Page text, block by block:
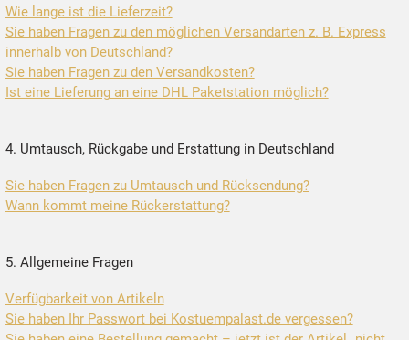
Wie lange ist die Lieferzeit?
Sie haben Fragen zu den möglichen Versandarten z. B. Express
innerhalb von Deutschland?
Sie haben Fragen zu den Versandkosten?
Ist eine Lieferung an eine DHL Paketstation möglich?
4. Umtausch, Rückgabe und Erstattung in Deutschland
Sie haben Fragen zu Umtausch und Rücksendung?
Wann kommt meine Rückerstattung?
5. Allgemeine Fragen
Verfügbarkeit von Artikeln
Sie haben Ihr Passwort bei Kostuempalast.de vergessen?